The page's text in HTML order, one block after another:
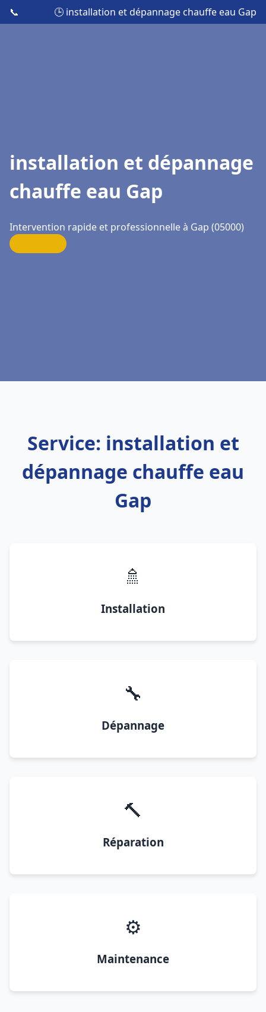
📞 🕒 installation et dépannage chauffe eau Gap
installation et dépannage
chauffe eau Gap
Intervention rapide et professionnelle à Gap (05000)
Service: installation et
dépannage chauffe eau
Gap
🚿
Installation
🔧
Dépannage
🔨
Réparation
⚙️
Maintenance